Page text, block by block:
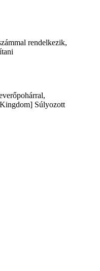
rendelkezik,
Súlyozott